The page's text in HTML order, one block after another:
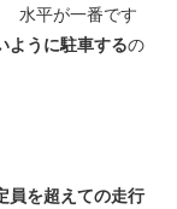
水平が一番です
ように駐車するの
員を超えての走行